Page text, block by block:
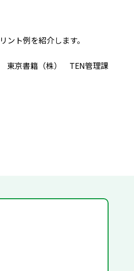
ト例を紹介します。
東京書籍（株） TEN管理課